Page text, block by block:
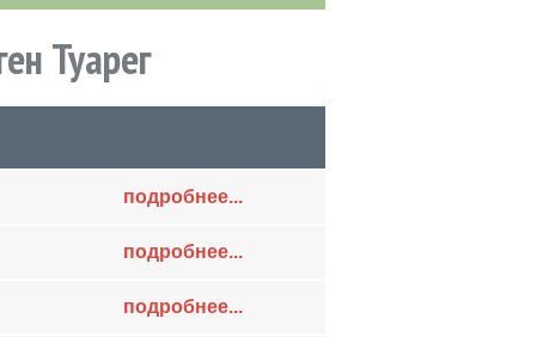
Туарег
подробнее...
подробнее...
подробнее...